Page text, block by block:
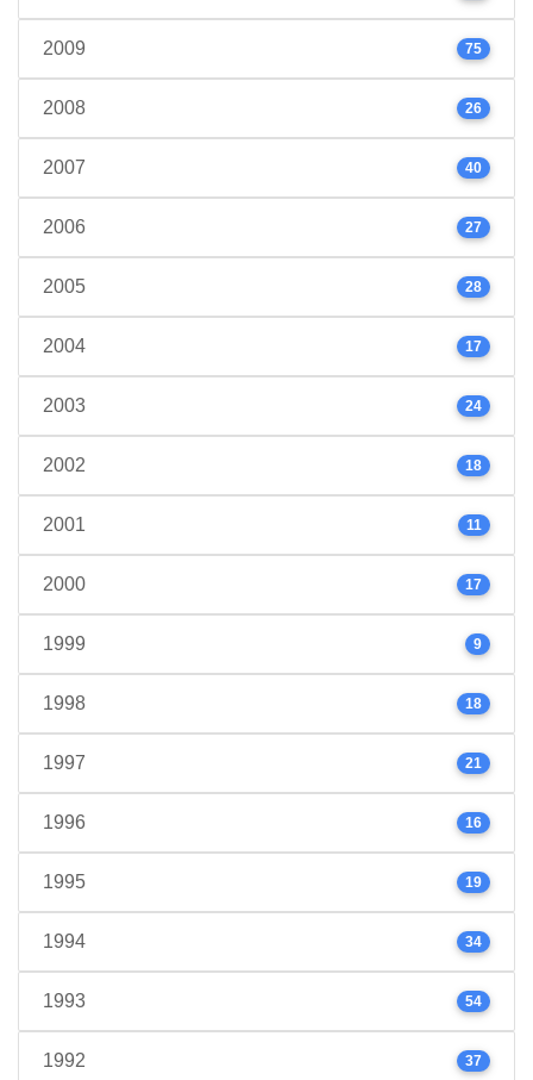
2009 75
2008 26
2007 40
2006 27
2005 28
2004 17
2003 24
2002 18
2001 11
2000 17
1999 9
1998 18
1997 21
1996 16
1995 19
1994 34
1993 54
1992 37